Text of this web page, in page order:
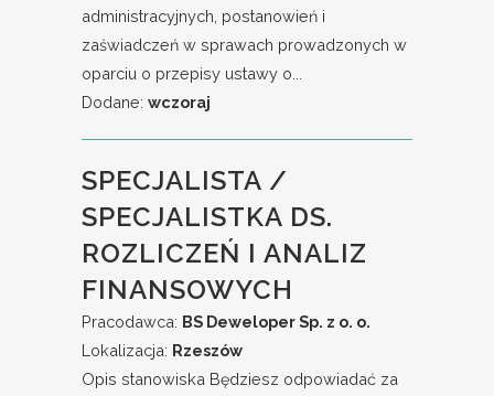
administracyjnych, postanowień i
zaświadczeń w sprawach prowadzonych w
oparciu o przepisy ustawy o...
Dodane: wczoraj
SPECJALISTA /
SPECJALISTKA DS.
ROZLICZEŃ I ANALIZ
FINANSOWYCH
Pracodawca: BS Deweloper Sp. z o. o.
Lokalizacja: Rzeszów
Opis stanowiska Będziesz odpowiadać za